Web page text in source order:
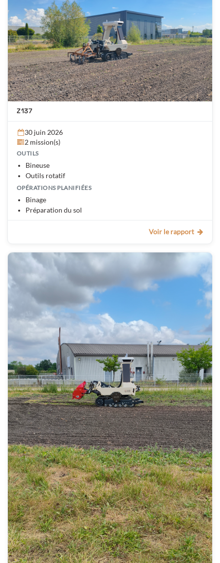
Z137
30 juin 2026
2 mission(s)
OUTILS
Bineuse
Outils rotatif
OPÉRATIONS PLANIFIÉES
Binage
Préparation du sol
Voir le rapport